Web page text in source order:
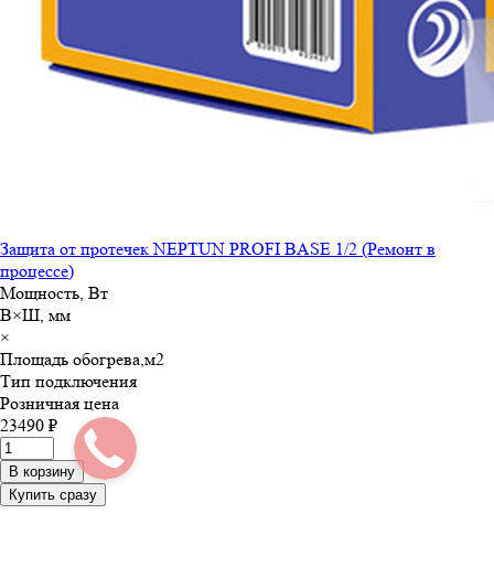
Защита от протечек NEPTUN PROFI BASE 1/2 (Ремонт в
процессе)
Мощность, Вт
В×Ш, мм
×
Площадь обогрева,м2
Тип подключения
Розничная цена
23490 ₽
В корзину
Купить сразу